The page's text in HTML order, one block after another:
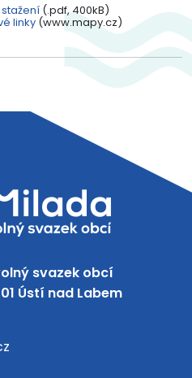
(.pdf, 400kB)
linky (www.mapy.cz)
svazek obcí
Ústí nad Labem